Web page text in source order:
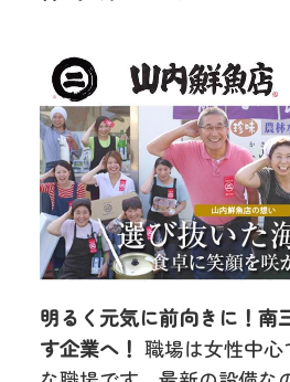
明るく元気に前向きに！南
す企業へ！ 職場は女性中